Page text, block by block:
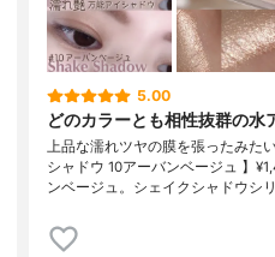
5.00
どのカラーとも相性抜群の
上品な濡れツヤの膜を張ったみた
シャドウ 10アーバンベージュ 】
ンベージュ。シェイクシャドウシ